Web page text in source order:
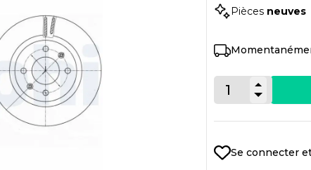
Pièces neuves
Se connecter